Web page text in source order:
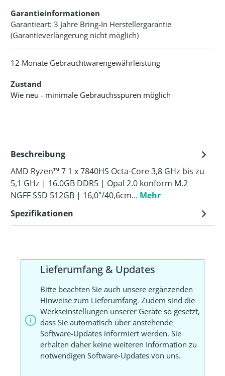
Garantieinformationen
Garantieart: 3 Jahre Bring-In Herstellergarantie
(Garantieverlängerung nicht möglich)
12 Monate Gebrauchtwarengewährleistung
Zustand
Wie neu - minimale Gebrauchsspuren möglich
Beschreibung
AMD Ryzen™ 7 1 x 7840HS Octa-Core 3,8 GHz bis zu
5,1 GHz | 16.0GB DDR5 | Opal 2.0 konform M.2
NGFF SSD 512GB | 16,0"/40,6cm… Mehr
Spezifikationen
Lieferumfang & Updates
Bitte beachten Sie auch unsere ergänzenden
Hinweise zum Lieferumfang. Zudem sind die
Werkseinstellungen unserer Geräte so gesetzt,
dass Sie automatisch über anstehende
Software-Updates informiert werden. Sie
erhalten daher keine weiteren Information zu
notwendigen Software-Updates von uns.